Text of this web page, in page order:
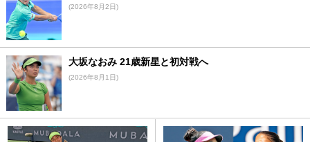
(2026年8月2日)
大坂なおみ 21歳新星と初対戦へ
(2026年8月1日)